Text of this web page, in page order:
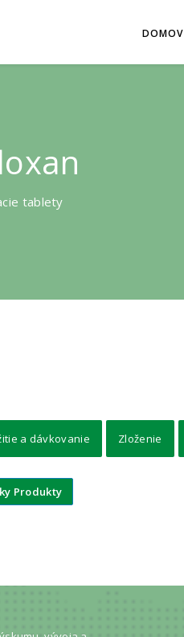
DOMOV
tablety
a dávkovanie Zloženie
Produkty